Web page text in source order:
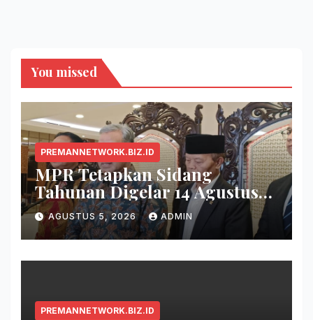
You missed
PREMANNETWORK.BIZ.ID
MPR Tetapkan Sidang
Tahunan Digelar 14 Agustus
2026
AGUSTUS 5, 2026 ADMIN
PREMANNETWORK.BIZ.ID